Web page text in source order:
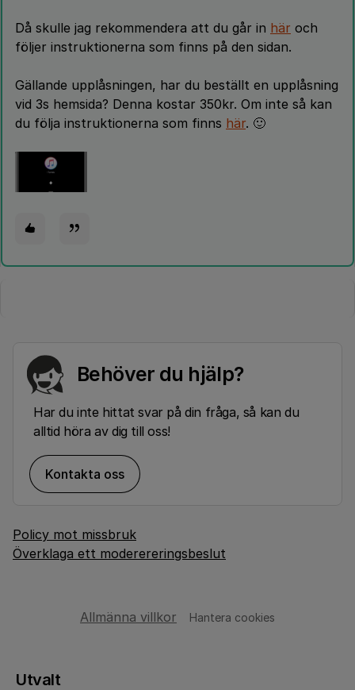
Då skulle jag rekommendera att du går in här och
följer instruktionerna som finns på den sidan.
Gällande upplåsningen, har du beställt en upplåsning
vid 3s hemsida? Denna kostar 350kr. Om inte så kan
du följa instruktionerna som finns här. 🙂
Behöver du hjälp?
Har du inte hittat svar på din fråga, så kan du
alltid höra av dig till oss!
Kontakta oss
Policy mot missbruk
Överklaga ett moderereringsbeslut
Allmänna villkor Hantera cookies
Utvalt